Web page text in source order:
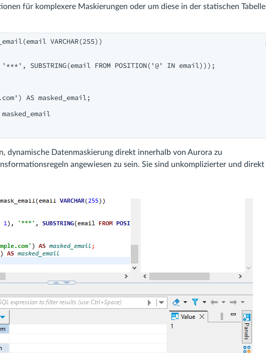
für komplexere Maskierungen oder um diese in der statischen Tabelle
VARCHAR(255))
'***', SUBSTRING(email FROM POSITION('@' IN email)));
') AS masked_email;
dynamische Datenmaskierung direkt innerhalb von Aurora zu
angewiesen zu sein. Sie sind unkomplizierter und direkt